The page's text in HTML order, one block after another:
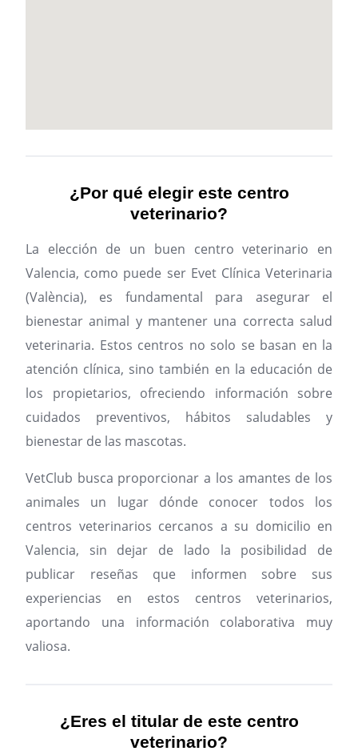
¿Por qué elegir este centro
veterinario?
La elección de un buen centro veterinario en
Valencia, como puede ser Evet Clínica Veterinaria
(València), es fundamental para asegurar el
bienestar animal y mantener una correcta salud
veterinaria. Estos centros no solo se basan en la
atención clínica, sino también en la educación de
los propietarios, ofreciendo información sobre
cuidados preventivos, hábitos saludables y
bienestar de las mascotas.
VetClub busca proporcionar a los amantes de los
animales un lugar dónde conocer todos los
centros veterinarios cercanos a su domicilio en
Valencia, sin dejar de lado la posibilidad de
publicar reseñas que informen sobre sus
experiencias en estos centros veterinarios,
aportando una información colaborativa muy
valiosa.
¿Eres el titular de este centro
veterinario?